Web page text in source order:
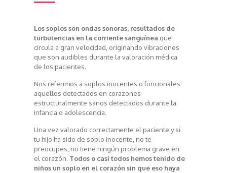
Los soplos son ondas sonoras, resultados de
turbulencias en la corriente sanguínea que
circula a gran velocidad, originando vibraciones
que son audibles durante la valoración médica
de los pacientes.
Nos referimos a soplos inocentes o funcionales
aquellos detectados en corazones
estructuralmente sanos detectados durante la
infancia o adolescencia.
Una vez valorado correctamente el paciente y si
tu hijo ha sido de soplo inocente, no te
preocupes, no tiene ningún problema grave en
el corazón. Todos o casi todos hemos tenido de
niños un soplo en el corazón sin que eso haya